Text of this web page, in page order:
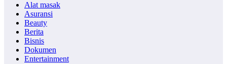
Alat masak
Asuransi
Beauty
Berita
Bisnis
Dokumen
Entertainment